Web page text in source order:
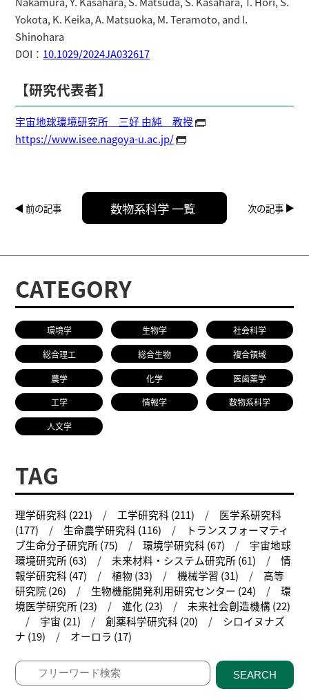
Yokota, K. Keika, A. Matsuoka, M. Teramoto, and I.
Shinohara
DOI： 10.1029/2024JA032617
【研究代表者】
宇宙地球環境研究所 三好 由純 教授
https://www.isee.nagoya-u.ac.jp/
前の記事 数物系科学 一覧 次の記事
CATEGORY
環境学 生物学 社会科学
総合理工 総合生物 複合領域
農学 化学 医歯薬学
工学 情報学 数物系科学
人文学
TAG
理学研究科 (221) 工学研究科 (211)
医学系研究科
(177)
生命農学研究科 (116)
トランスフォーマティ
ブ生命分子研究所 (75)
環境学研究科 (67)
宇宙地球
環境研究所 (63)
未来材料・システム研究所 (61)
情
報学研究科 (47)
植物 (33) 機械学習 (31)
高等
研究院 (26)
生物機能開発利用研究センター (24)
環
境医学研究所 (23)
進化 (23)
未来社会創造機構 (22)
宇宙 (21)
創薬科学研究科 (20)
シロイヌナズ
ナ (19)
オーロラ (17)
SEARCH